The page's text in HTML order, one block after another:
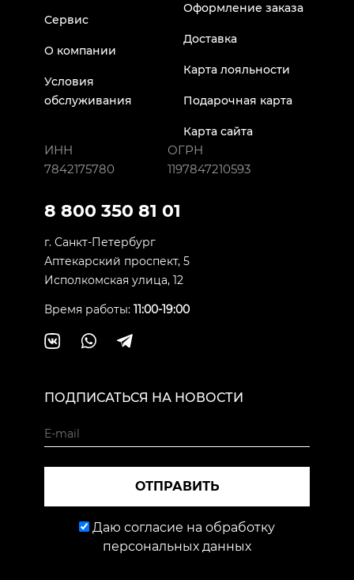
Сервис
О компании
Условия
обслуживания
Оформление заказа
Доставка
Карта лояльности
Подарочная карта
Карта сайта
ИНН
7842175780
ОГРН
1197847210593
8 800 350 81 01
г. Санкт-Петербург
Аптекарский проспект, 5
Исполкомская улица, 12
Время работы: 11:00-19:00
ПОДПИСАТЬСЯ НА НОВОСТИ
ОТПРАВИТЬ
Даю согласие на обработку
персональных данных